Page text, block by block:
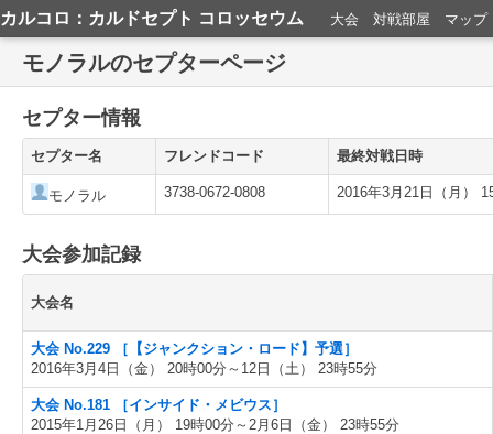
カルコロ：カルドセプト コロッセウム 大会 対戦部屋 マップ
モノラルのセプターページ
セプター情報
セプター名 フレンドコード 最終対戦日時
モノラル 3738-0672-0808 2016年3月21日（月）
大会参加記録
大会名
大会 No.229 ［【ジャンクション・ロード】予選］
2016年3月4日（金） 20時00分～12日（土） 23時55分
大会 No.181 ［インサイド・メビウス］
2015年1月26日（月） 19時00分～2月6日（金） 23時55分